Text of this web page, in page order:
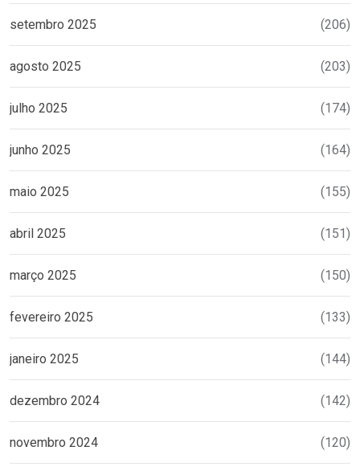
setembro 2025 (206)
agosto 2025 (203)
julho 2025 (174)
junho 2025 (164)
maio 2025 (155)
abril 2025 (151)
março 2025 (150)
fevereiro 2025 (133)
janeiro 2025 (144)
dezembro 2024 (142)
novembro 2024 (120)